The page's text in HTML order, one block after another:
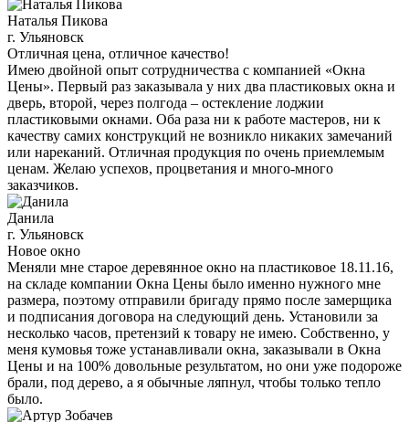
Наталья Пикова
г. Ульяновск
Отличная цена, отличное качество!
Имею двойной опыт сотрудничества с компанией «Окна
Цены». Первый раз заказывала у них два пластиковых окна и
дверь, второй, через полгода – остекление лоджии
пластиковыми окнами. Оба раза ни к работе мастеров, ни к
качеству самих конструкций не возникло никаких замечаний
или нареканий. Отличная продукция по очень приемлемым
ценам. Желаю успехов, процветания и много-много
заказчиков.
Данила
г. Ульяновск
Новое окно
Меняли мне старое деревянное окно на пластиковое 18.11.16,
на складе компании Окна Цены было именно нужного мне
размера, поэтому отправили бригаду прямо после замерщика
и подписания договора на следующий день. Установили за
несколько часов, претензий к товару не имею. Собственно, у
меня кумовья тоже устанавливали окна, заказывали в Окна
Цены и на 100% довольные результатом, но они уже подороже
брали, под дерево, а я обычные ляпнул, чтобы только тепло
было.